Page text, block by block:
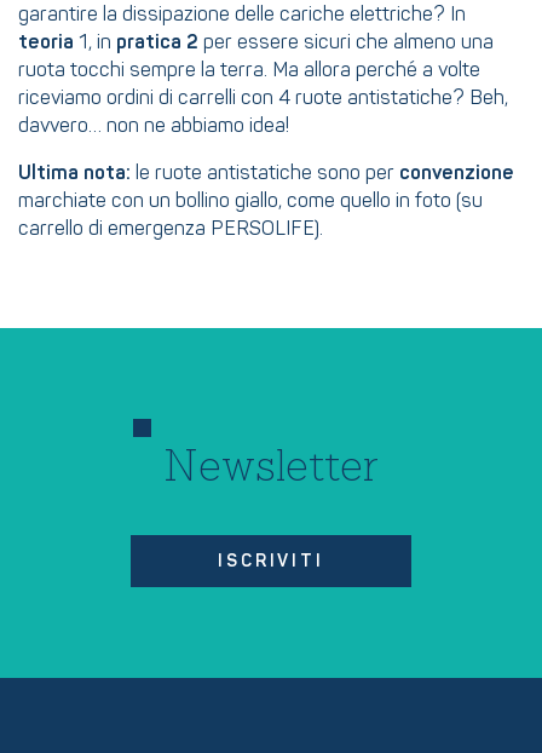
garantire la dissipazione delle cariche elettriche? In
teoria 1, in pratica 2 per essere sicuri che almeno una
ruota tocchi sempre la terra. Ma allora perché a volte
riceviamo ordini di carrelli con 4 ruote antistatiche? Beh,
davvero… non ne abbiamo idea!
Ultima nota: le ruote antistatiche sono per convenzione
marchiate con un bollino giallo, come quello in foto (su
carrello di emergenza PERSOLIFE).
Newsletter
ISCRIVITI